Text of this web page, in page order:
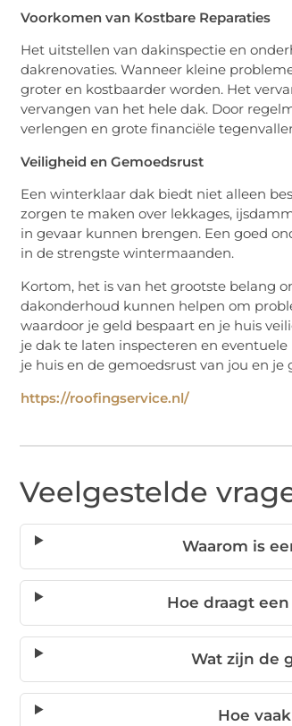
Voorkomen van Kostbare Reparaties
Het uitstellen van dakinspectie en
dakrenovaties. Wanneer kleine
groter en kostbaarder worden. Het
vervangen van het hele dak. Door
verlengen en grote financiële
Veiligheid en Gemoedsrust
Een winterklaar dak biedt niet alleen
zorgen te maken over lekkages,
in gevaar kunnen brengen. Een goed
in de strengste wintermaanden.
Kortom, het is van het grootste belang
dakonderhoud kunnen helpen om
waardoor je geld bespaart en je huis
je dak te laten inspecteren en
je huis en de gemoedsrust van jou en je
https://roofingservice.nl/
Veelgestelde
Waarom is
Hoe draagt
Wat zijn de
Hoe